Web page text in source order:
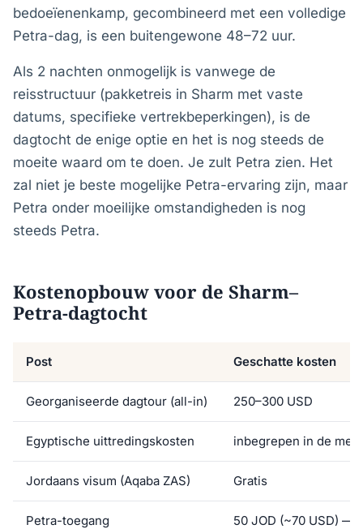
bedoeïenenkamp, gecombineerd met een volledige
Petra-dag, is een buitengewone 48–72 uur.
Als 2 nachten onmogelijk is vanwege de
reisstructuur (pakketreis in Sharm met vaste
datums, specifieke vertrekbeperkingen), is de
dagtocht de enige optie en het is nog steeds de
moeite waard om te doen. Je zult Petra zien. Het
zal niet je beste mogelijke Petra-ervaring zijn, maar
Petra onder moeilijke omstandigheden is nog
steeds Petra.
Kostenopbouw voor de Sharm–
Petra-dagtocht
Post Geschatte kosten
Georganiseerde dagtour (all-in) 250–300 USD
Egyptische uittredingskosten inbegrepen in de
Jordaans visum (Aqaba ZAS) Gratis
Petra-toegang 50 JOD (~70 USD) —